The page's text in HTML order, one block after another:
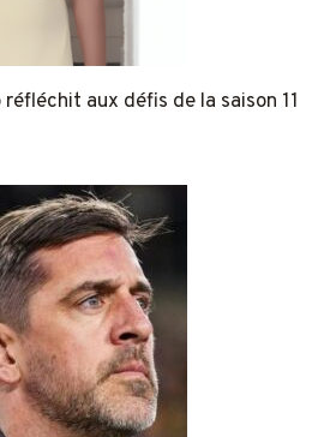
aux défis de la saison 11